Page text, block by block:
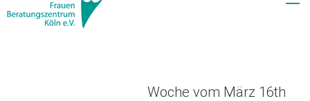
Woche vom März 16th